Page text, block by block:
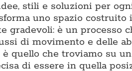
stili e soluzioni per
uno spazio
gradevoli: è un processo
di movimento e delle
quello che troviamo su
di essere in quella